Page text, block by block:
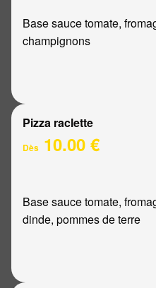
Base sauce tomate,
champignons
Pizza raclette
Dès 10.00 €
Base sauce tomate,
dinde, pommes de terre